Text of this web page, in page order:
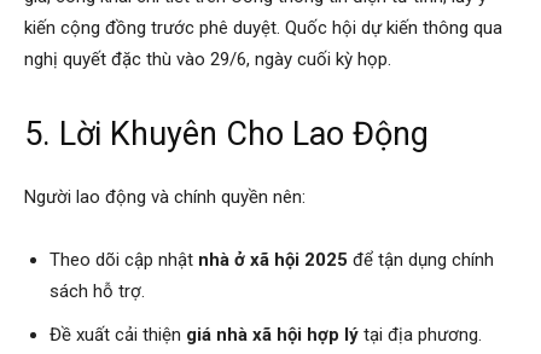
kiến cộng đồng trước phê duyệt. Quốc hội dự kiến thông qua
nghị quyết đặc thù vào 29/6, ngày cuối kỳ họp.
5. Lời Khuyên Cho Lao Động
Người lao động và chính quyền nên:
Theo dõi cập nhật nhà ở xã hội 2025 để tận dụng chính
sách hỗ trợ.
Đề xuất cải thiện giá nhà xã hội hợp lý tại địa phương.